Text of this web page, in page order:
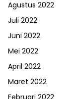
Agustus 2022
Juli 2022
Juni 2022
Mei 2022
April 2022
Maret 2022
Februari 2022